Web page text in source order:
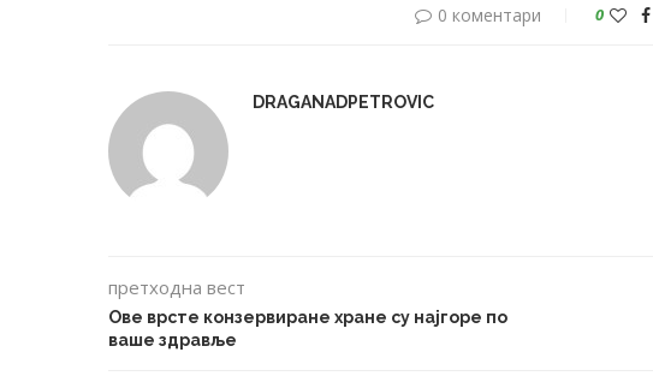
0 коментари 0
DRAGANADPETROVIC
претходна вест
Ове врсте конзервиране хране су најгоре по
ваше здравље